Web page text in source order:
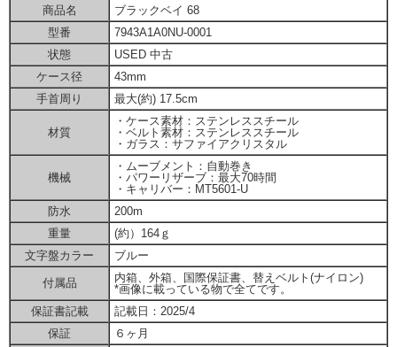
商品名
ブラックベイ 68
型番
7943A1A0NU-0001
状態
USED 中古
ケース径
43mm
手首周り
最大(約) 17.5cm
材質
・ケース素材：ステンレススチール
・ベルト素材：ステンレススチール
・ガラス：サファイアクリスタル
機械
・ムーブメント：自動巻き
・パワーリザーブ：最大70時間
・キャリバー：MT5601-U
防水
200m
重量
(約）164ｇ
文字盤カラー
ブルー
付属品
内箱、外箱、国際保証書、替えベルト(ナイロン)
*画像に載っている物で全てです。
保証書記載
記載日：2025/4
保証
６ヶ月